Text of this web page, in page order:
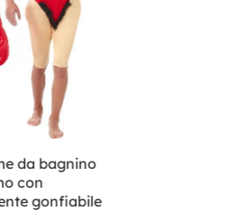
da bagnino
con
gonfiabile